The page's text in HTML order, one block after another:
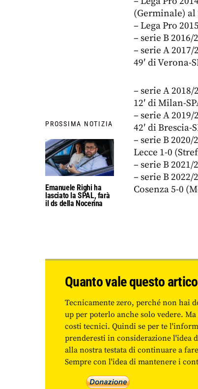
PROSSIMA NOTIZIA
Emanuele Righi ha
lasciato la SPAL, farà
il ds della Nocerina
(Germinale) al
– Lega Pro
– serie B 2016/
– serie A 2017/
49′ di Verona-
– serie A 2018/
12′ di Milan-
– serie A 2019/
42′ di Brescia-
– serie B 2020/
Lecce 1-0
– serie B 2021/
– serie B 2022/
Cosenza 5-0
Quanto vale questo
Tecnicamente zero, perché non hai
up per poterlo anche solo vedere.
costi tecnici. Quindi se per te
prenderesti in considerazione l'idea
alla nostra testata di continuare a
Sempre con l'idea di mantenere i